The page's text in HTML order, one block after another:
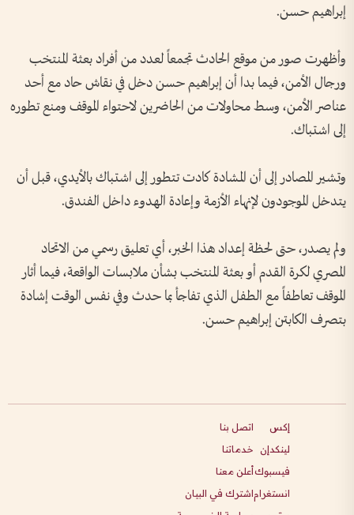
إبراهيم حسن.
وأظهرت صور من موقع الحادث تجمعاً لعدد من أفراد بعثة المنتخب
ورجال الأمن، فيما بدا أن إبراهيم حسن دخل في نقاش حاد مع أحد
عناصر الأمن، وسط محاولات من الحاضرين لاحتواء الموقف ومنع تطوره
إلى اشتباك.
وتشير المصادر إلى أن المشادة كادت تتطور إلى اشتباك بالأيدي، قبل أن
يتدخل الموجودون لإنهاء الأزمة وإعادة الهدوء داخل الفندق.
ولم يصدر، حتى لحظة إعداد هذا الخبر، أي تعليق رسمي من الاتحاد
المصري لكرة القدم أو بعثة المنتخب بشأن ملابسات الواقعة، فيما أثار
الموقف تعاطفاً مع الطفل الذي تفاجأ بما حدث وفي نفس الوقت إشادة
بتصرف الكابتن إبراهيم حسن.
إكس
لينكدإن
فيسبوك
انستغرام
اتصل بنا
خدماتنا
أعلن معنا
اشترك في البيان